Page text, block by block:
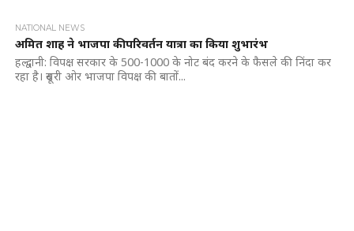
NATIONAL NEWS
अमित शाह ने भाजपा की परिवर्तन यात्रा का किया शुभारंभ
हल्द्वानी: विपक्ष सरकार के 500-1000 के नोट बंद करने के फैसले की निंदा कर
रहा है। दूसरी ओर भाजपा विपक्ष की बातों...